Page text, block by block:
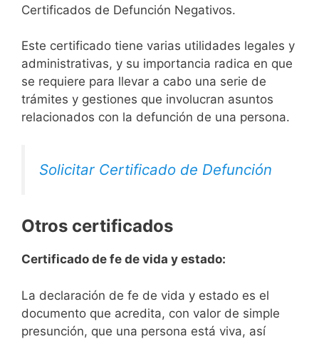
Certificados de Defunción Negativos.
Este certificado tiene varias utilidades legales y
administrativas, y su importancia radica en que
se requiere para llevar a cabo una serie de
trámites y gestiones que involucran asuntos
relacionados con la defunción de una persona.
Solicitar Certificado de Defunción
Otros certificados
Certificado de fe de vida y estado:
La declaración de fe de vida y estado es el
documento que acredita, con valor de simple
presunción, que una persona está viva, así